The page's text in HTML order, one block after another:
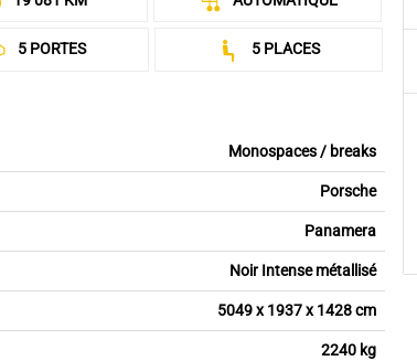
5 PORTES 5 PLACES
Monospaces / breaks
Porsche
Panamera
Noir Intense métallisé
5049 x 1937 x 1428 cm
2240 kg